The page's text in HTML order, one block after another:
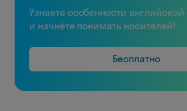
Узнаете особенности
и начнёте понимать носителей!
Бесплатно